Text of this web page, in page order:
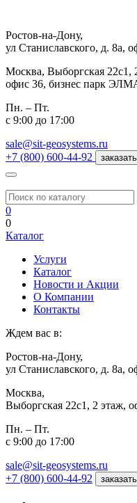
Ростов-на-Дону,
ул Станиславского, д. 8а,
Москва, Выборгская 22с1,
офис 36, бизнес парк
Пн. – Пт.
с 9:00 до 17:00
sale@sit-geosystems.ru
+7 (800) 600-44-92
0
0
Каталог
Услуги
Каталог
Новости и Акции
О Компании
Контакты
Ждем вас в:
Ростов-на-Дону,
ул Станиславского, д. 8а,
Москва,
Выборгская 22с1, 2 этаж,
Пн. – Пт.
с 9:00 до 17:00
sale@sit-geosystems.ru
+7 (800) 600-44-92